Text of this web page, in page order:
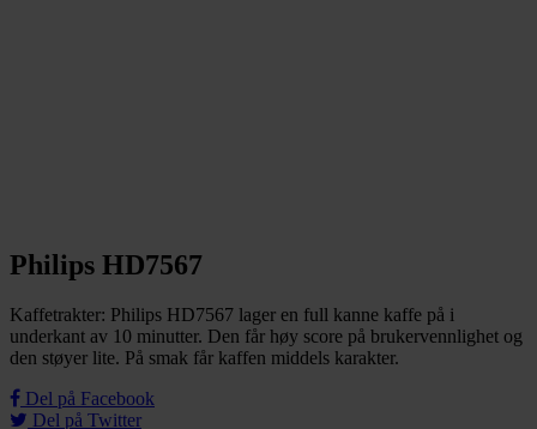
Philips HD7567
Kaffetrakter: Philips HD7567 lager en full kanne kaffe på i
underkant av 10 minutter. Den får høy score på brukervennlighet og
den støyer lite. På smak får kaffen middels karakter.
Del på Facebook
Del på Twitter